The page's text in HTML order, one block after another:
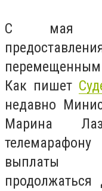
С мая
перемещенным
Как пишет
недавно
Марина
выплаты